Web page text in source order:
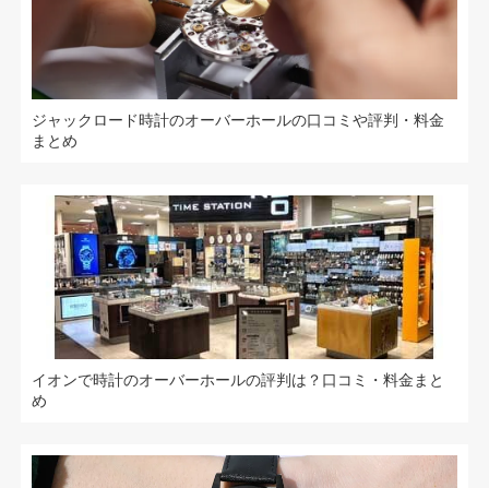
ジャックロード時計のオーバーホールの口コミや評判・料金
まとめ
イオンで時計のオーバーホールの評判は？口コミ・料金まと
め